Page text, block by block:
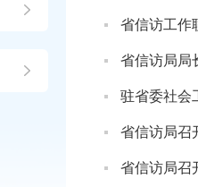
省信访工作
省信访局局
省信访局召
省信访局召